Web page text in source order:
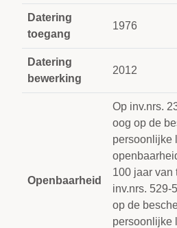
Datering
toegang
1976
Datering
bewerking
2012
Openbaarheid
Op inv.nrs.
oog op de
persoonlijke
100 jaar van
inv.nrs. 529-
op de
persoonlijke